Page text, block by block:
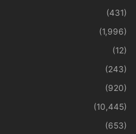
(431)
(1,996)
(12)
(243)
(920)
(10,445)
(653)